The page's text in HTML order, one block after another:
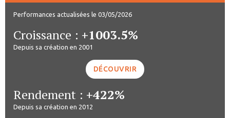
Performances actualisées le 03/05/2026
Croissance : +1003.5%
Depuis sa création en 2001
DÉCOUVRIR
Rendement : +422%
Depuis sa création en 2012